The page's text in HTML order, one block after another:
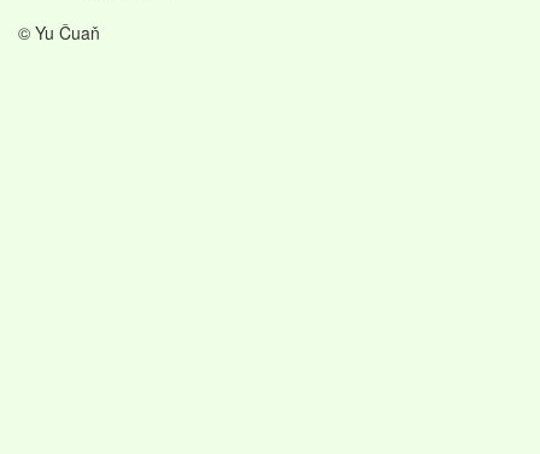
© Yu Čuaň